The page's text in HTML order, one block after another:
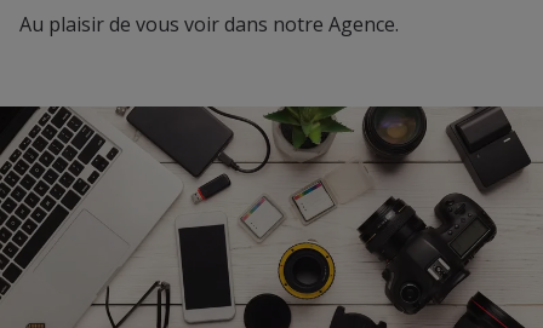
Au plaisir de vous voir dans notre Agence.